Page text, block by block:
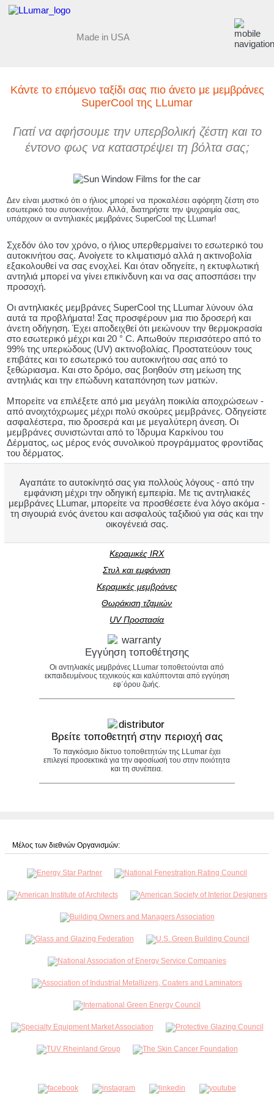
Made in USA
Κάντε το επόμενο ταξίδι σας πιο άνετο με μεμβράνες
SuperCool της LLumar
Γιατί να αφήσουμε την υπερβολική ζέστη και το
έντονο φως να καταστρέψει τη βόλτα σας;
Δεν είναι μυστικό ότι ο ήλιος μπορεί να προκαλέσει αφόρητη ζέστη στο
εσωτερικό του αυτοκινήτου. Αλλά, διατηρήστε την ψυχραιμία σας,
υπάρχουν οι αντηλιακές μεμβράνες SuperCool της LLumar!
Σχεδόν όλο τον χρόνο, ο ήλιος υπερθερμαίνει το εσωτερικό του
αυτοκινήτου σας. Ανοίγετε το κλιματισμό αλλά η ακτινοβολία
εξακολουθεί να σας ενοχλεί. Και όταν οδηγείτε, η εκτυφλωτική
αντηλιά μπορεί να γίνει επικίνδυνη και να σας αποσπάσει την
προσοχή.
Οι αντηλιακές μεμβράνες SuperCool της LLumar λύνουν όλα
αυτά τα προβλήματα! Σας προσφέρουν μια πιο δροσερή και
άνετη οδήγηση. Έχει αποδειχθεί ότι μειώνουν την θερμοκρασία
στο εσωτερικό μέχρι και 20 ° C. Απωθούν περισσότερο από το
99% της υπεριώδους (UV) ακτινοβολίας. Προστατεύουν τους
επιβάτες και το εσωτερικό του αυτοκινήτου σας από το
ξεθώριασμα. Και στο δρόμο, σας βοηθούν στη μείωση της
αντηλιάς και την επώδυνη καταπόνηση των ματιών.
Μπορείτε να επιλέξετε από μια μεγάλη ποικιλία αποχρώσεων -
από ανοιχτόχρωμες μέχρι πολύ σκούρες μεμβράνες. Οδηγείστε
ασφαλέστερα, πιο δροσερά και με μεγαλύτερη άνεση. Οι
μεμβράνες συνιστώνται από το Ίδρυμα Καρκίνου του
Δέρματος, ως μέρος ενός συνολικού προγράμματος φροντίδας
του δέρματος.
Αγαπάτε το αυτοκίνητό σας για πολλούς λόγους - από την
εμφάνιση μέχρι την οδηγική εμπειρία. Με τις αντηλιακές
μεμβράνες LLumar, μπορείτε να προσθέσετε ένα λόγο ακόμα -
τη σιγουριά ενός άνετου και ασφαλούς ταξιδιού για σάς και την
οικογένειά σας.
Κεραμικές IRX
Στυλ και εμφάνιση
Κεραμικές μεμβράνες
Θωράκιση τζαμιών
UV Προστασία
Εγγύηση τοποθέτησης
Οι αντηλιακές μεμβράνες LLumar τοποθετούνται από
εκπαιδευμένους τεχνικούς και καλύπτονται από εγγύηση
εφ΄όρου ζωής.
Βρείτε τοποθετητή στην περιοχή σας
Το παγκόσμιο δίκτυο τοποθετητών της LLumar έχει
επιλεγεί προσεκτικά για την αφοσίωσή του στην ποιότητα
και τη συνέπεια.
Μέλος των διεθνών Οργανισμών: